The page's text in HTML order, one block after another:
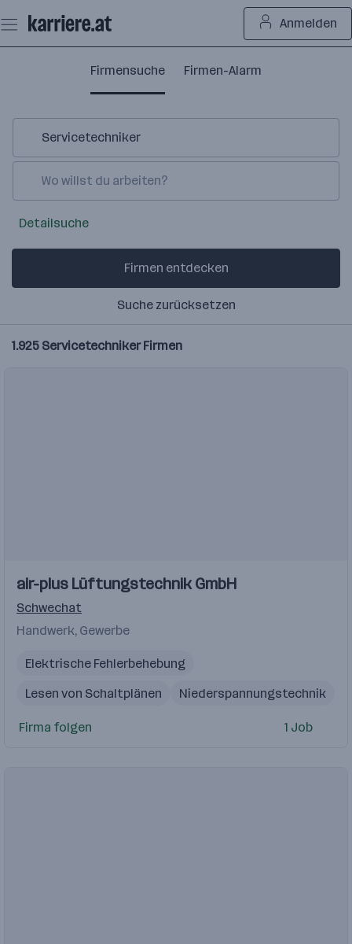
Seiteninhalt
springen
Anmelden
Firmensuche Firmen-Alarm
1.925 ServicetechnikerFirmen
Einblicke
air-plus Lüftungstechnik GmbH
Schwechat
Handwerk, Gewerbe
Elektrische Fehlerbehebung
Lesen von Schaltplänen
Niederspannungstechnik
Elektrotechnik
Firma folgen 1 Job
Detailsuche
Firmen entdecken
Suche zurücksetzen